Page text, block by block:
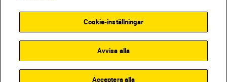
Cookie-inställningar
Avvisa alla
Acceptera alla